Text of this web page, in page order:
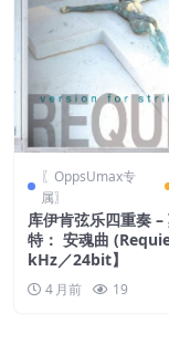
〖OppsUmax专
属〗
库伊肯弦乐四重奏 –
特： 安魂曲
kHz／24bit】
4 月前 19